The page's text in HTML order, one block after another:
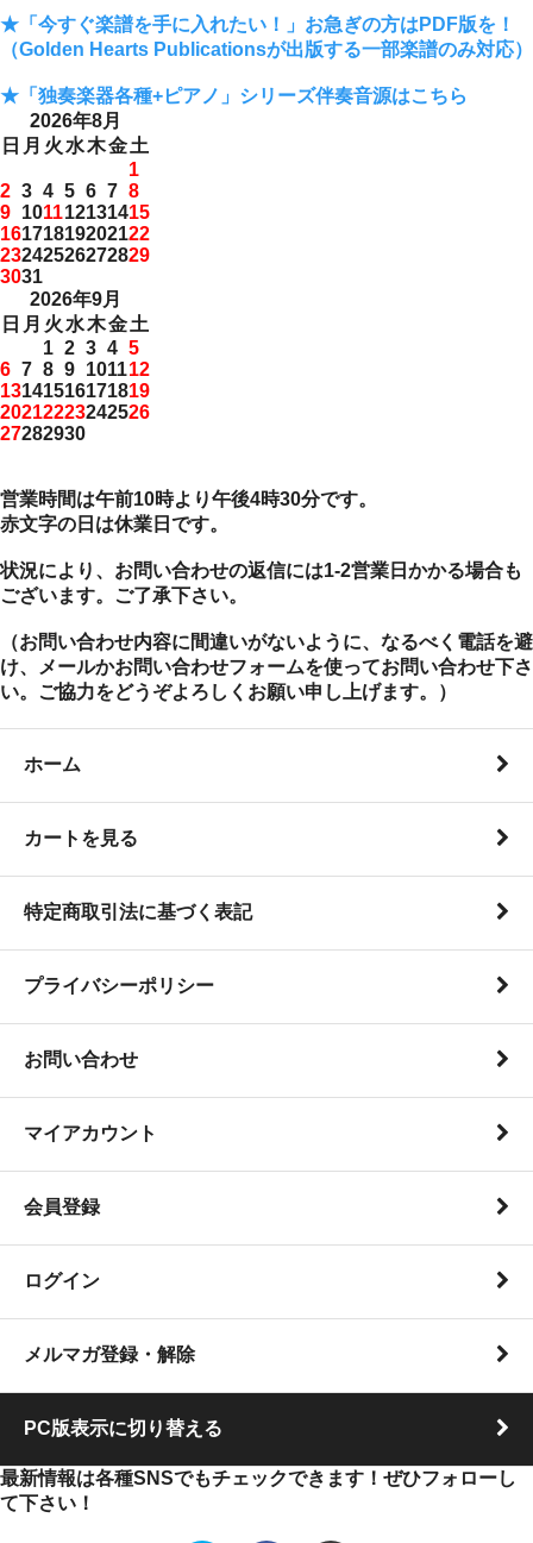
★「今すぐ楽譜を手に入れたい！」お急ぎの方はPDF版を！
（Golden Hearts Publicationsが出版する一部楽譜のみ対応）
★「独奏楽器各種+ピアノ」シリーズ伴奏音源はこちら
2026年8月
日 月 火 水木金土
1
2 3 4 5 6 7 8
9 101112131415
16171819202122
23242526272829
3031
2026年9月
日 月 火 水木金土
1 2 3 4 5
6 7 8 9 101112
13141516171819
20212223242526
27282930
営業時間は午前10時より午後4時30分です。
赤文字の日は休業日です。
状況により、お問い合わせの返信には1-2営業日かかる場合も
ございます。ご了承下さい。
（お問い合わせ内容に間違いがないように、なるべく電話を避
け、メールかお問い合わせフォームを使ってお問い合わせ下さ
い。ご協力をどうぞよろしくお願い申し上げます。）
ホーム
カートを見る
特定商取引法に基づく表記
プライバシーポリシー
お問い合わせ
マイアカウント
会員登録
ログイン
メルマガ登録・解除
PC版表示に切り替える
最新情報は各種SNSでもチェックできます！ぜひフォローし
て下さい！